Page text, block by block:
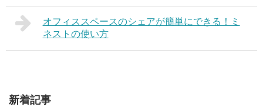
オフィススペースのシェアが簡単にできる！ミ
ネストの使い方
新着記事